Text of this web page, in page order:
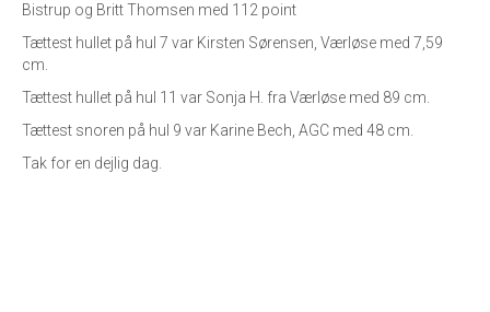
Bistrup og Britt Thomsen med 112 point
Tættest hullet på hul 7 var Kirsten Sørensen, Værløse med 7,59
cm.
Tættest hullet på hul 11 var Sonja H. fra Værløse med 89 cm.
Tættest snoren på hul 9 var Karine Bech, AGC med 48 cm.
Tak for en dejlig dag.